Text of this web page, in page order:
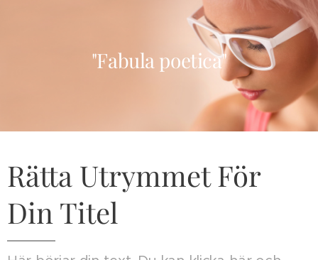
"Fabula poetica"
Rätta Utrymmet För
Din Titel